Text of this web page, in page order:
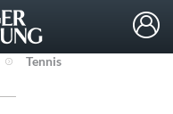
Tennis